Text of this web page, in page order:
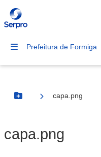
Prefeitura de Formiga
Botão Menu
capa.png
capa.png